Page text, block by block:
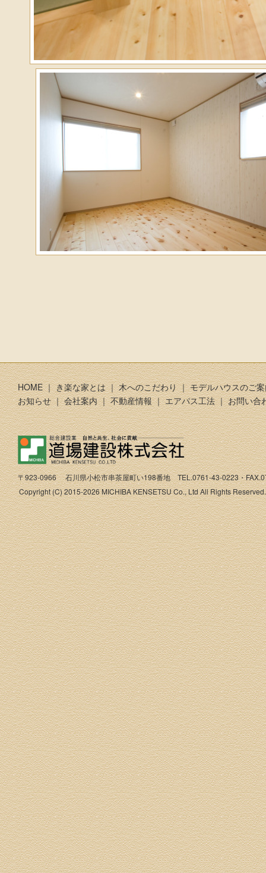
HOME｜き楽な家とは｜木へのこだわり｜モデルハウスのご
お知らせ｜会社案内｜不動産情報｜エアパス工法｜お問い合
〒923-0966 石川県小松市串茶屋町い198番地 TEL.0761-43-0223・
Copyright (C) 2015-2026 MICHIBA KENSETSU Co., Ltd All Rights Reserved.